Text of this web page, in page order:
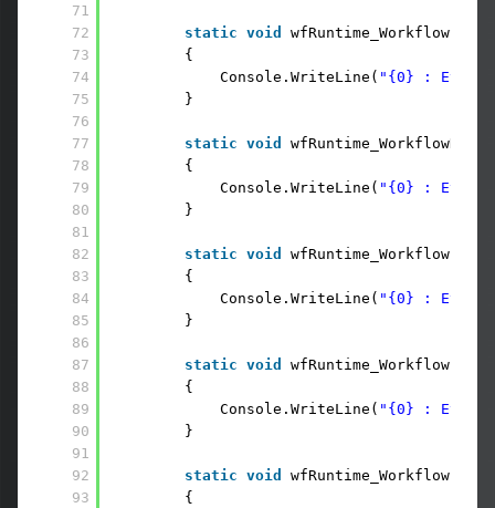
71
72
73
74
75
76
77
78
79
80
81
82
83
84
85
86
87
88
89
90
91
92
93
static void
{
Console.WriteLine( "{0} :
}
static void
{
Console.WriteLine( "{0} :
}
static void
{
Console.WriteLine( "{0} :
}
static void
{
Console.WriteLine( "{0} :
}
static void
{